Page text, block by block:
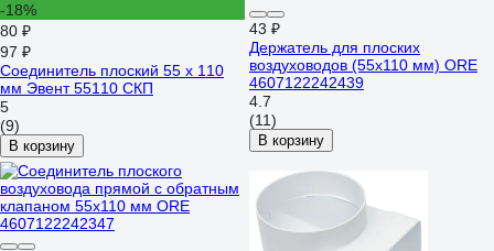
-18%
80 ₽
97 ₽
Соединитель плоский 55 х 110
мм Эвент 55110 СКП
5
(9)
В корзину
43 ₽
Держатель для плоских
воздуховодов (55х110 мм) ORE
4607122242439
4.7
(11)
В корзину